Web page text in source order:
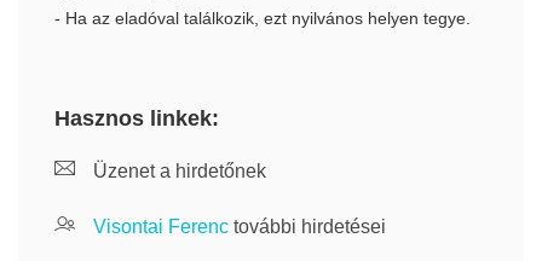
- Ha az eladóval találkozik, ezt nyilvános helyen tegye.
Hasznos linkek:
Üzenet a hirdetőnek
Visontai Ferenc további hirdetései